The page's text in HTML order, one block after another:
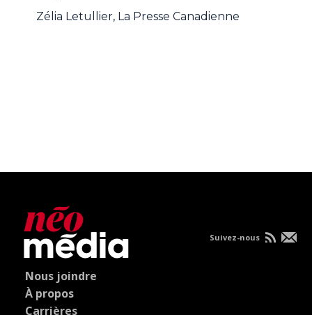
Zélia Letullier, La Presse Canadienne
Nous joindre
À propos
Carrières
Suivez-nous